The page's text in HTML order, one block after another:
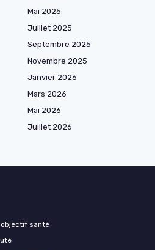
Mai 2025
Juillet 2025
Septembre 2025
Novembre 2025
Janvier 2026
Mars 2026
Mai 2026
Juillet 2026
santé